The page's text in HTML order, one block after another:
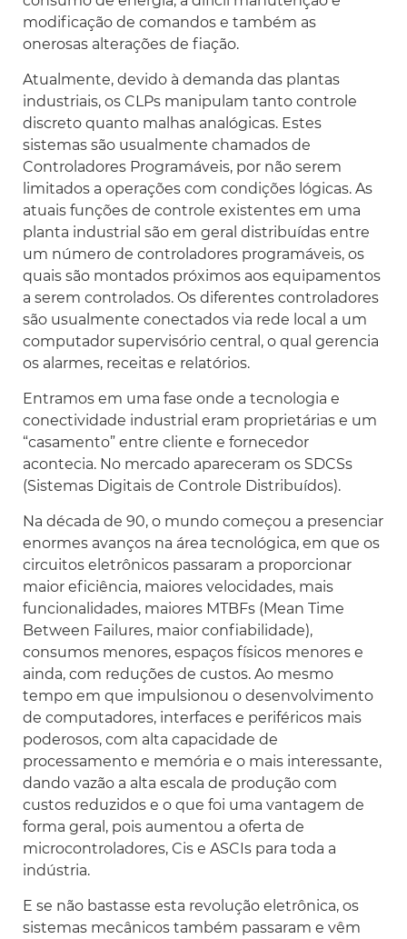
modificação de comandos e também as
onerosas alterações de fiação.
Atualmente, devido à demanda das plantas
industriais, os CLPs manipulam tanto controle
discreto quanto malhas analógicas. Estes
sistemas são usualmente chamados de
Controladores Programáveis, por não serem
limitados a operações com condições lógicas. As
atuais funções de controle existentes em uma
planta industrial são em geral distribuídas entre
um número de controladores programáveis, os
quais são montados próximos aos equipamentos
a serem controlados. Os diferentes controladores
são usualmente conectados via rede local a um
computador supervisório central, o qual gerencia
os alarmes, receitas e relatórios.
Entramos em uma fase onde a tecnologia e
conectividade industrial eram proprietárias e um
“casamento” entre cliente e fornecedor
acontecia. No mercado apareceram os SDCSs
(Sistemas Digitais de Controle Distribuídos).
Na década de 90, o mundo começou a presenciar
enormes avanços na área tecnológica, em que os
circuitos eletrônicos passaram a proporcionar
maior eficiência, maiores velocidades, mais
funcionalidades, maiores MTBFs (Mean Time
Between Failures, maior confiabilidade),
consumos menores, espaços físicos menores e
ainda, com reduções de custos. Ao mesmo
tempo em que impulsionou o desenvolvimento
de computadores, interfaces e periféricos mais
poderosos, com alta capacidade de
processamento e memória e o mais interessante,
dando vazão a alta escala de produção com
custos reduzidos e o que foi uma vantagem de
forma geral, pois aumentou a oferta de
microcontroladores, Cis e ASCIs para toda a
indústria.
E se não bastasse esta revolução eletrônica, os
sistemas mecânicos também passaram e vêm